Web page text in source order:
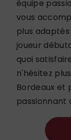
équipe
vous
plus adaptés
joueur
quoi
n'hésitez
Bordeaux et
passionnant